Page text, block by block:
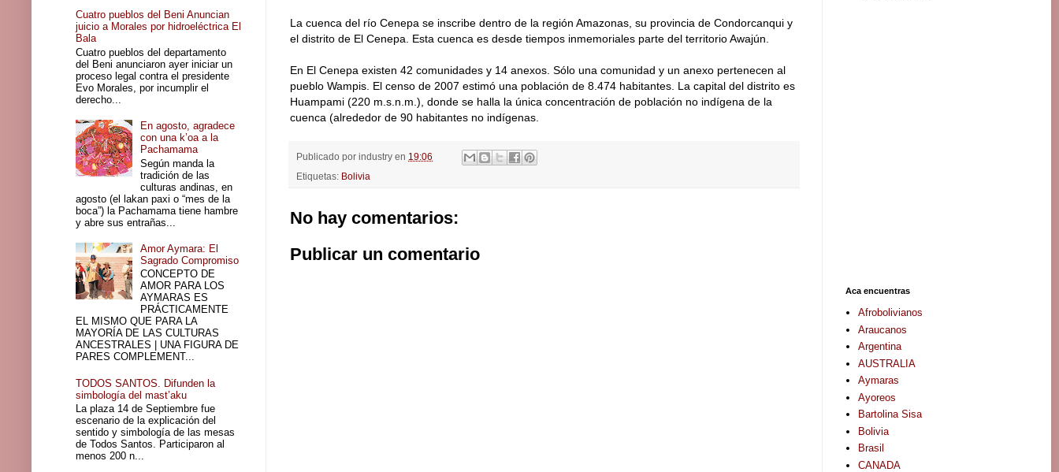
La cuenca del río Cenepa se inscribe dentro de la región Amazonas, su provincia de Condorcanqui y
el distrito de El Cenepa. Esta cuenca es desde tiempos inmemoriales parte del territorio Awajún.
En El Cenepa existen 42 comunidades y 14 anexos. Sólo una comunidad y un anexo pertenecen al
pueblo Wampis. El censo de 2007 estimó una población de 8.474 habitantes. La capital del distrito es
Huampami (220 m.s.n.m.), donde se halla la única concentración de población no indígena de la
cuenca (alrededor de 90 habitantes no indígenas.
Publicado por industry en 19:06
Etiquetas: Bolivia
No hay comentarios:
Publicar un comentario
Cuatro pueblos del Beni Anuncian
juicio a Morales por hidroeléctrica El
Bala
Cuatro pueblos del departamento
del Beni anunciaron ayer iniciar un
proceso legal contra el presidente
Evo Morales, por incumplir el
derecho...
En agosto, agradece
con una k’oa a la
Pachamama
Según manda la
tradición de las
culturas andinas, en
agosto (el lakan paxi o “mes de la
boca”) la Pachamama tiene hambre
y abre sus entrañas...
Amor Aymara: El
Sagrado Compromiso
CONCEPTO DE
AMOR PARA LOS
AYMARAS ES
PRÁCTICAMENTE
EL MISMO QUE PARA LA
MAYORÍA DE LAS CULTURAS
ANCESTRALES | UNA FIGURA DE
PARES COMPLEMENT...
TODOS SANTOS. Difunden la
simbología del mast’aku
La plaza 14 de Septiembre fue
escenario de la explicación del
sentido y simbología de las mesas
de Todos Santos. Participaron al
menos 200 n...
Aca encuentras
Afrobolivianos
Araucanos
Argentina
AUSTRALIA
Aymaras
Ayoreos
Bartolina Sisa
Bolivia
Brasil
CANADA